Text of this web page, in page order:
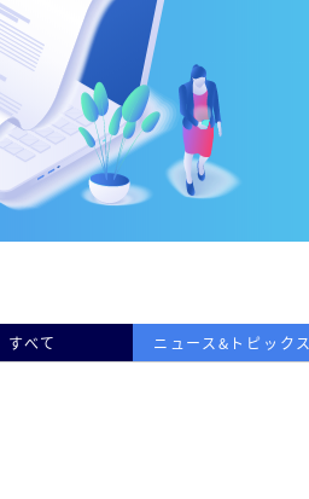
すべて ニュース&トピックス